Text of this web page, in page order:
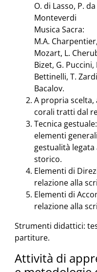
O. di Lasso, P.
Monteverdi
Musica Sacra:
M.A.
Mozart, L.
Bizet, G. Puccini,
Bettinelli, T.
Bacalov.
A propria
corali tratti dal
Tecnica gestuale:
elementi
gestualità
storico.
Elementi di
relazione alla
Elementi di
relazione alla
Strumenti didattici:
partiture.
Attività di